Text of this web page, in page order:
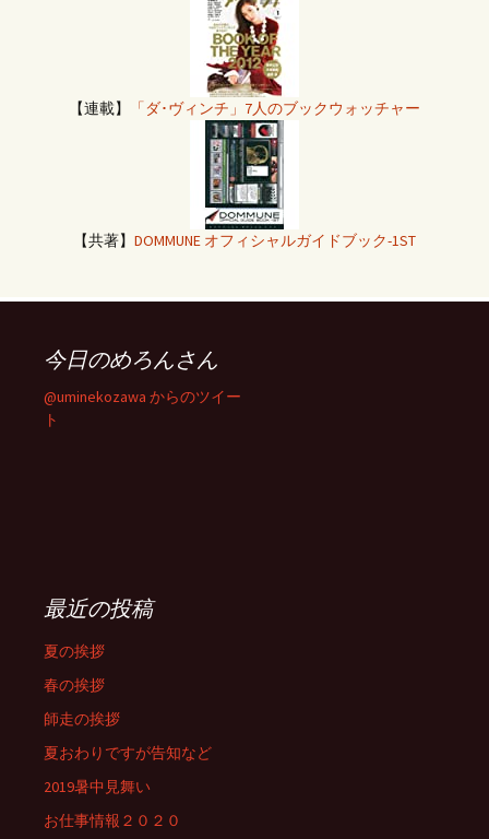
【連載】 「ダ･ヴィンチ」7人のブックウォッチャー
【共著】 DOMMUNE オフィシャルガイドブック-1ST
今日のめろんさん
@uminekozawa からのツイー
ト
最近の投稿
夏の挨拶
春の挨拶
師走の挨拶
夏おわりですが告知など
2019暑中見舞い
お仕事情報２０２０